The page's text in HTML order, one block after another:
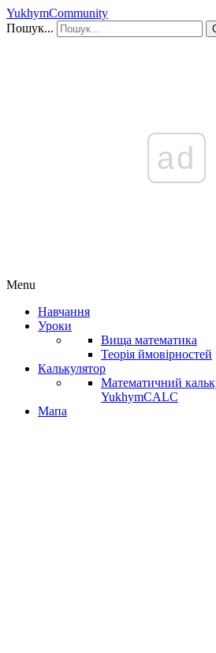
YukhymCommunity
Пошук...
ad
Menu
Навчання
Уроки
Вища математика
Теорія ймовірностей
Калькулятор
Математичний
YukhymCALC
Мапа